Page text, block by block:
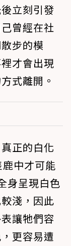
立刻引發
曾經在社
步的模
才會出現
式離開。
正的白化
中才可能
身呈現白色
淺，因此
讓牠們容
更容易遭